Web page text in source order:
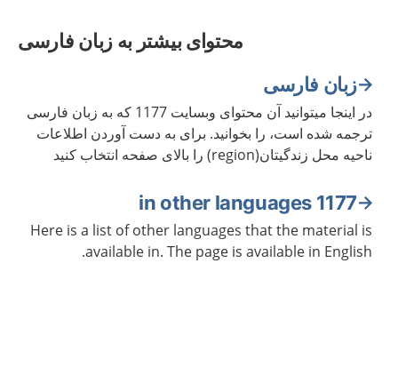
محتوای بیشتر به زبان فارسی
زبان فارسی
در اینجا میتوانید آن محتوای وبسایت 1177 که به زبان فارسی
ترجمه شده است، را بخوانید. برای به دست آوردن اطلاعات
ناحیه محل زندگیتان(region) را بالای صفحه انتخاب کنید
1177 in other languages
Here is a list of other languages that the material is
available in. The page is available in English.